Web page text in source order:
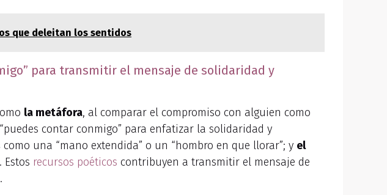
que deleitan los sentidos
para transmitir el mensaje de solidaridad y
la metáfora, al comparar el compromiso con alguien como
contar conmigo” para enfatizar la solidaridad y
una “mano extendida” o un “hombro en que llorar”; y el
recursos poéticos contribuyen a transmitir el mensaje de